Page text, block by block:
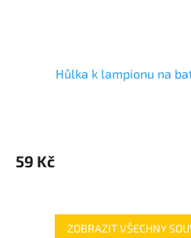
Hůlka k lampionu na
59 Kč
ZOBRAZIT VŠECHNY